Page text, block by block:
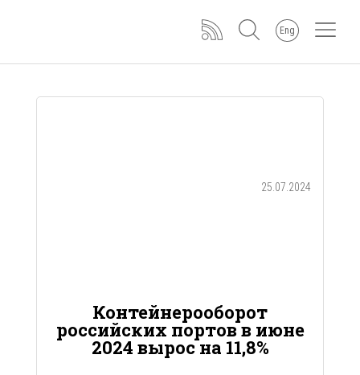
Eng
25.07.2024
Контейнерооборот
российских портов в июне
2024 вырос на 11,8%